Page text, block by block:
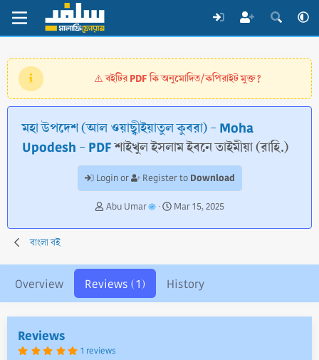
⚠️বইটির PDF কি অনুমোদিত/কপিরাইট মুক্ত?
মহা উপদেশ (আল ওয়াছ্বীইয়াতুল কুবরা) - Moha
Upodesh - PDFশাইখুল ইসলাম ইবনে তাইমীয়া (রাহি.)
Login or Register to Download
A
t
Abu Umar
C
e
o
n
d
Mar 15, 2025
বাংলা বই
Overview Reviews (1) History
Reviews
51 reviews